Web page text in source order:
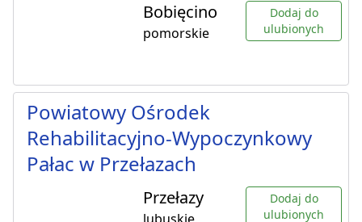
Bobięcino
pomorskie
Dodaj do
ulubionych
Powiatowy Ośrodek
Rehabilitacyjno-Wypoczynkowy
Pałac w Przełazach
Przełazy
Dodaj do
ulubionych